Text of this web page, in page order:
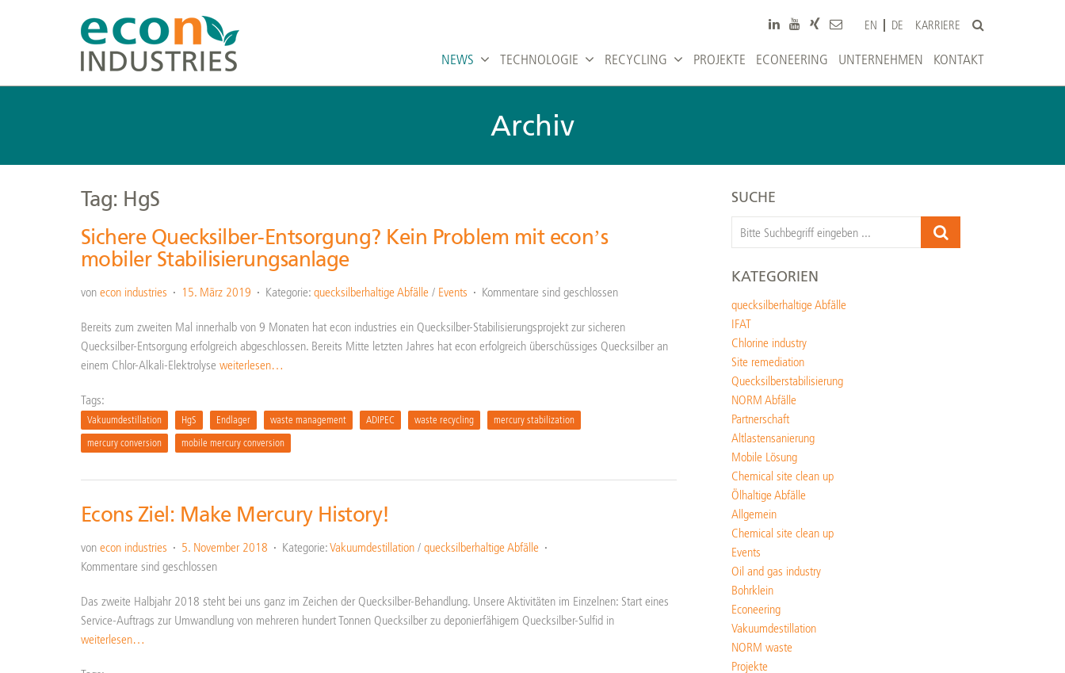
EN DE KARRIERE
NEWS TECHNOLOGIE RECYCLING PROJEKTE ECONEERING UNTERNEHMEN KONTAKT
Archiv
Tag: HgS
Sichere Quecksilber-Entsorgung? Kein Problem mit econ’s
mobiler Stabilisierungsanlage
von econ industries 15. März 2019 Kategorie: quecksilberhaltige Abfälle / Events Kommentare sind geschlossen
Bereits zum zweiten Mal innerhalb von 9 Monaten hat econ industries ein Quecksilber-Stabilisierungsprojekt zur sicheren
Quecksilber-Entsorgung erfolgreich abgeschlossen. Bereits Mitte letzten Jahres hat econ erfolgreich überschüssiges Quecksilber an
einem Chlor-Alkali-Elektrolyse weiterlesen…
Tags:
Vakuumdestillation HgS Endlager waste management ADIPEC waste recycling
mercury stabilization
mercury conversion
mobile mercury conversion
Econs Ziel: Make Mercury History!
von econ industries 5. November 2018 Kategorie:Vakuumdestillation / quecksilberhaltige Abfälle
Kommentare sind geschlossen
Das zweite Halbjahr 2018 steht bei uns ganz im Zeichen der Quecksilber-Behandlung. Unsere Aktivitäten im Einzelnen: Start eines
Service-Auftrags zur Umwandlung von mehreren hundert Tonnen Quecksilber zu deponierfähigem Quecksilber-Sulfid in
weiterlesen…
SUCHE
KATEGORIEN
quecksilberhaltige Abfälle
IFAT
Chlorine industry
Site remediation
Quecksilberstabilisierung
NORM Abfälle
Partnerschaft
Altlastensanierung
Mobile Lösung
Chemical site clean up
Ölhaltige Abfälle
Allgemein
Chemical site clean up
Events
Oil and gas industry
Bohrklein
Econeering
Vakuumdestillation
NORM waste
Projekte